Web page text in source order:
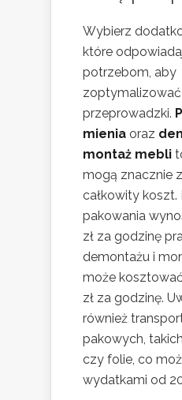
Wybierz
które
potrzebom, aby
przeprowadzki.
mienia oraz
montaż mebli
mogą znacznie
całkowity koszt.
pakowania
zł za godzinę
demontażu i
może
zł za godzinę.
również
pakowych,
czy folie, co
wydatkami od